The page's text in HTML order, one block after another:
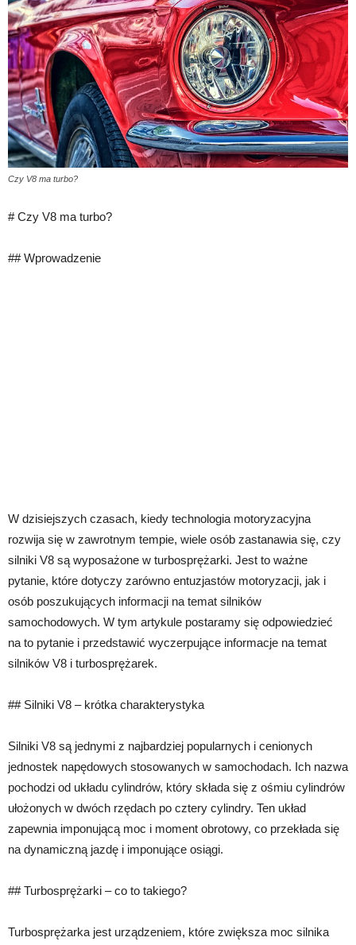
Czy V8 ma turbo?
# Czy V8 ma turbo?
## Wprowadzenie
W dzisiejszych czasach, kiedy technologia motoryzacyjna
rozwija się w zawrotnym tempie, wiele osób zastanawia się, czy
silniki V8 są wyposażone w turbosprężarki. Jest to ważne
pytanie, które dotyczy zarówno entuzjastów motoryzacji, jak i
osób poszukujących informacji na temat silników
samochodowych. W tym artykule postaramy się odpowiedzieć
na to pytanie i przedstawić wyczerpujące informacje na temat
silników V8 i turbosprężarek.
## Silniki V8 – krótka charakterystyka
Silniki V8 są jednymi z najbardziej popularnych i cenionych
jednostek napędowych stosowanych w samochodach. Ich nazwa
pochodzi od układu cylindrów, który składa się z ośmiu cylindrów
ułożonych w dwóch rzędach po cztery cylindry. Ten układ
zapewnia imponującą moc i moment obrotowy, co przekłada się
na dynamiczną jazdę i imponujące osiągi.
## Turbosprężarki – co to takiego?
Turbosprężarka jest urządzeniem, które zwiększa moc silnika